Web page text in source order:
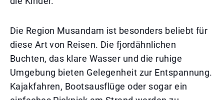
Die Region Musandam ist besonders beliebt für
diese Art von Reisen. Die fjordähnlichen
Buchten, das klare Wasser und die ruhige
Umgebung bieten Gelegenheit zur Entspannung.
Kajakfahren, Bootsausflüge oder sogar ein